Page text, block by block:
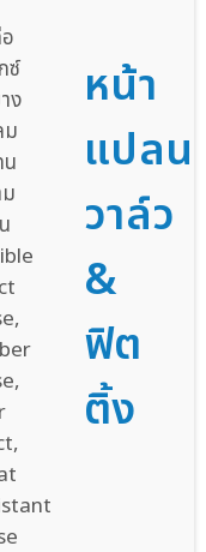
หน้า
แปลน
วาล์ว
&
ฟิต
ติ้ง